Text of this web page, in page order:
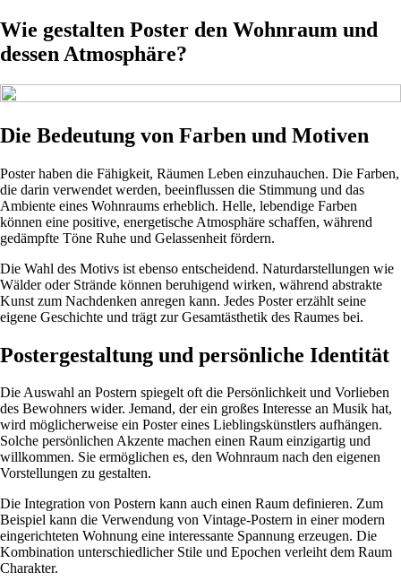
Wie gestalten Poster den Wohnraum und
dessen Atmosphäre?
Die Bedeutung von Farben und Motiven
Poster haben die Fähigkeit, Räumen Leben einzuhauchen. Die Farben,
die darin verwendet werden, beeinflussen die Stimmung und das
Ambiente eines Wohnraums erheblich. Helle, lebendige Farben
können eine positive, energetische Atmosphäre schaffen, während
gedämpfte Töne Ruhe und Gelassenheit fördern.
Die Wahl des Motivs ist ebenso entscheidend. Naturdarstellungen wie
Wälder oder Strände können beruhigend wirken, während abstrakte
Kunst zum Nachdenken anregen kann. Jedes Poster erzählt seine
eigene Geschichte und trägt zur Gesamtästhetik des Raumes bei.
Postergestaltung und persönliche Identität
Die Auswahl an Postern spiegelt oft die Persönlichkeit und Vorlieben
des Bewohners wider. Jemand, der ein großes Interesse an Musik hat,
wird möglicherweise ein Poster eines Lieblingskünstlers aufhängen.
Solche persönlichen Akzente machen einen Raum einzigartig und
willkommen. Sie ermöglichen es, den Wohnraum nach den eigenen
Vorstellungen zu gestalten.
Die Integration von Postern kann auch einen Raum definieren. Zum
Beispiel kann die Verwendung von Vintage-Postern in einer modern
eingerichteten Wohnung eine interessante Spannung erzeugen. Die
Kombination unterschiedlicher Stile und Epochen verleiht dem Raum
Charakter.